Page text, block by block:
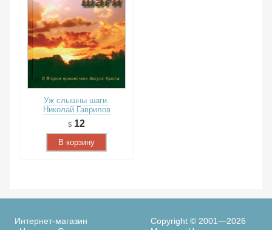
Уж слышны шаги.
Николай Гаврилов
12
В корзину
Интернет-магазин
Copyright © 2001—2026